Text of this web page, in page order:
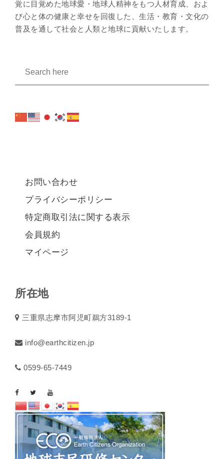
覚に目覚めた地球愛・地球人精神をもつ人材育成、およ
び心と体の健康と幸せを回復した、生活・教育・文化の
普及を通して社会と人類と地球に貢献いたします。
お問い合わせ
プライバシーポリシー
特定商取引法に関する表示
会員規約
マイページ
所在地
三重県志摩市阿児町鵜方3189-1
info@earthcitizen.jp
0599-65-7449